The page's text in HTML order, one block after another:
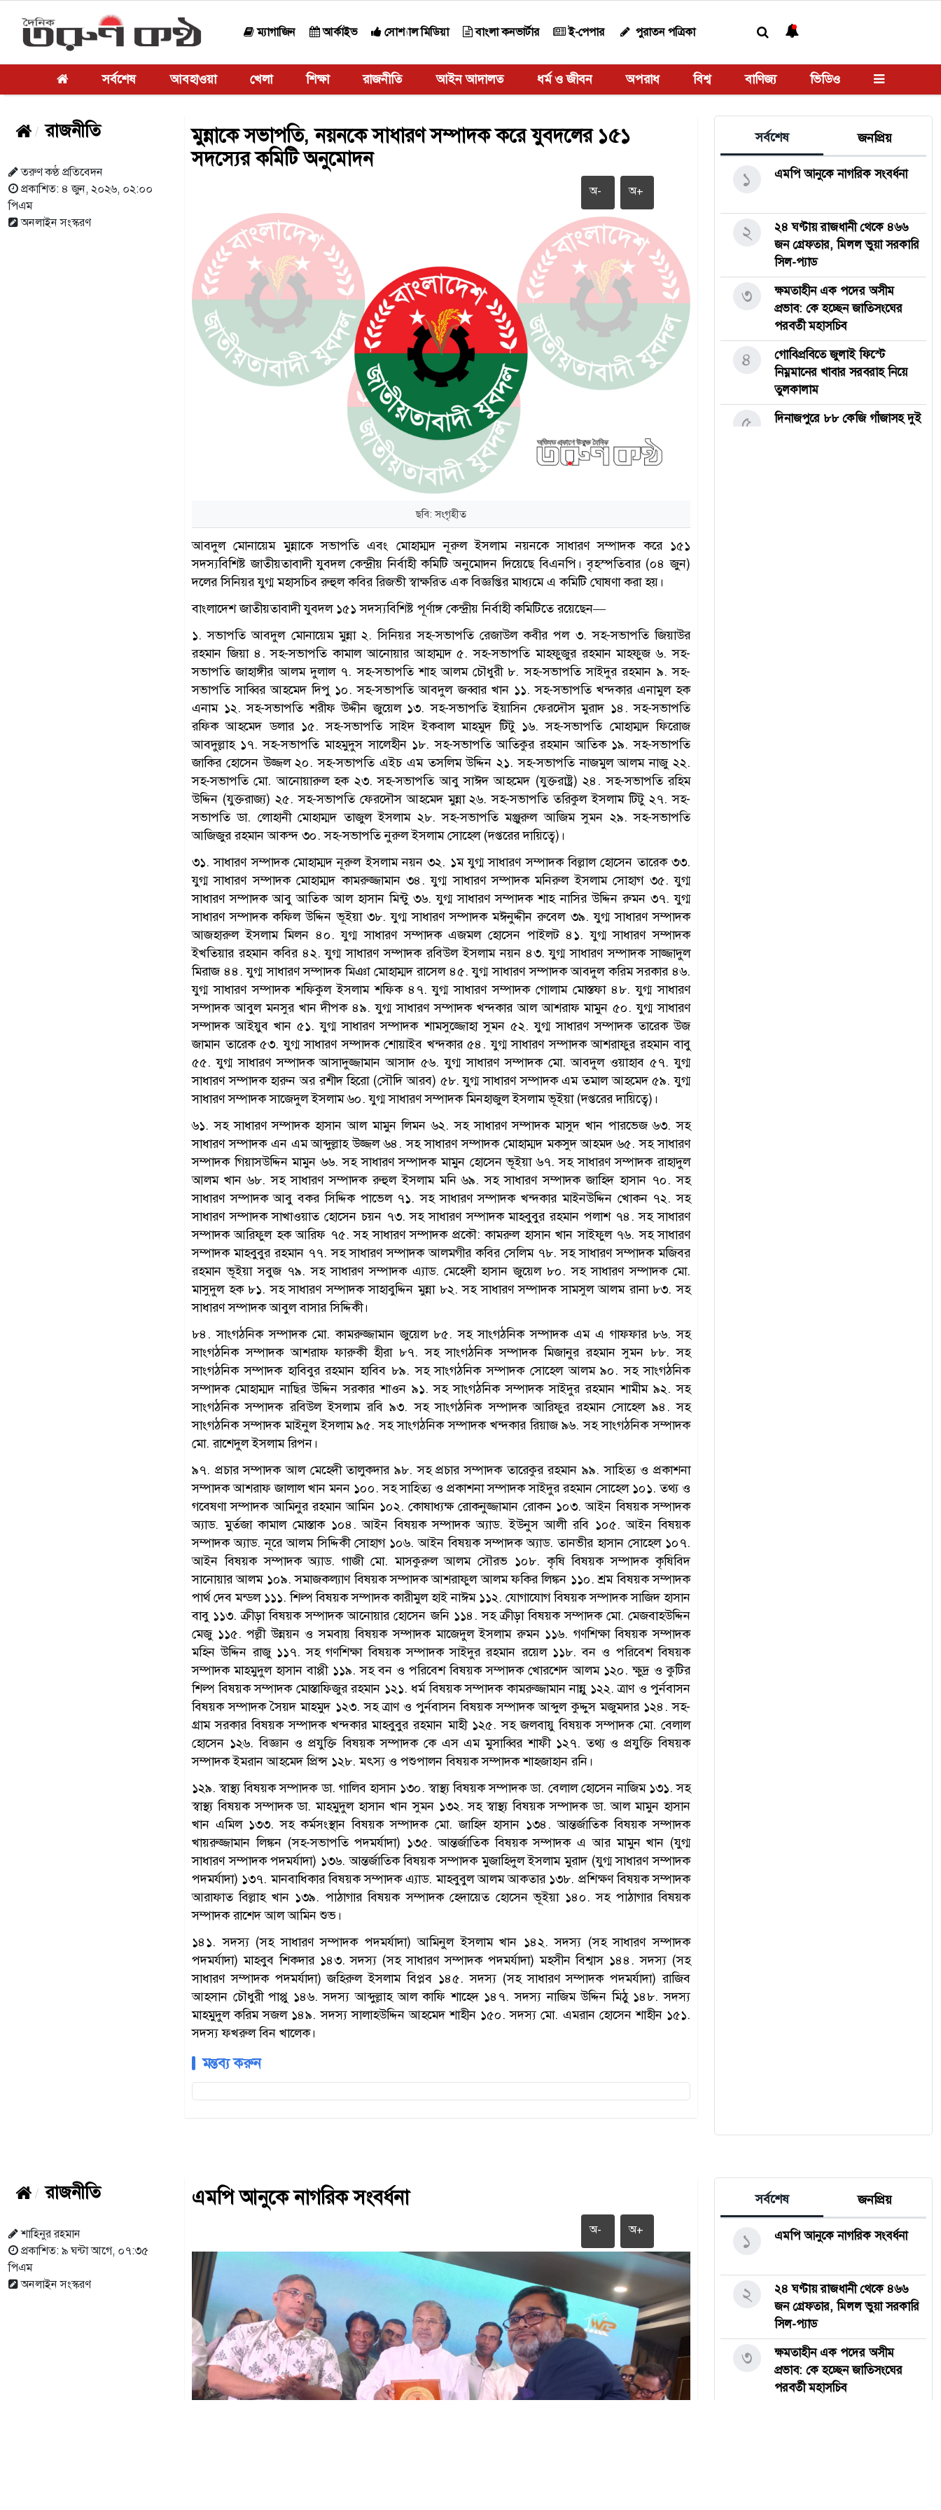
ম্যাগাজিন আর্কাইভ সোশ্যাল মিডিয়া বাংলা কনভার্টার ই-পেপার পুরাতন পত্রিকা
সর্বশেষ আবহাওয়া খেলা শিক্ষা রাজনীতি আইন আদালত ধর্ম ও জীবন অপরাধ বিশ্ব বাণিজ্য ভিডিও
রাজনীতি
তরুণ কণ্ঠ প্রতিবেদন
প্রকাশিত: ৪ জুন, ২০২৬, ০২:০০
পিএম
অনলাইন সংস্করণ
মুন্নাকে সভাপতি, নয়নকে সাধারণ সম্পাদক করে যুবদলের ১৫১
সদস্যের কমিটি অনুমোদন
অ- অ+
ছবি: সংগৃহীত
আবদুল মোনায়েম মুন্নাকে সভাপতি এবং মোহাম্মদ নূরুল ইসলাম নয়নকে সাধারণ সম্পাদক করে ১৫১
সদস্যবিশিষ্ট জাতীয়তাবাদী যুবদল কেন্দ্রীয় নির্বাহী কমিটি অনুমোদন দিয়েছে বিএনপি। বৃহস্পতিবার (০৪ জুন)
দলের সিনিয়র যুগ্ম মহাসচিব রুহুল কবির রিজভী স্বাক্ষরিত এক বিজ্ঞপ্তির মাধ্যমে এ কমিটি ঘোষণা করা হয়।
বাংলাদেশ জাতীয়তাবাদী যুবদল ১৫১ সদস্যবিশিষ্ট পূর্ণাঙ্গ কেন্দ্রীয় নির্বাহী কমিটিতে রয়েছেন—
১. সভাপতি আবদুল মোনায়েম মুন্না ২. সিনিয়র সহ-সভাপতি রেজাউল কবীর পল ৩. সহ-সভাপতি জিয়াউর
রহমান জিয়া ৪. সহ-সভাপতি কামাল আনোয়ার আহাম্মদ ৫. সহ-সভাপতি মাহফুজুর রহমান মাহফুজ ৬. সহ-
সভাপতি জাহাঙ্গীর আলম দুলাল ৭. সহ-সভাপতি শাহ আলম চৌধুরী ৮. সহ-সভাপতি সাইদুর রহমান ৯. সহ-
সভাপতি সাব্বির আহমেদ দিপু ১০. সহ-সভাপতি আবদুল জব্বার খান ১১. সহ-সভাপতি খন্দকার এনামুল হক
এনাম ১২. সহ-সভাপতি শরীফ উদ্দীন জুয়েল ১৩. সহ-সভাপতি ইয়াসিন ফেরদৌস মুরাদ ১৪. সহ-সভাপতি
রফিক আহমেদ ডলার ১৫. সহ-সভাপতি সাইদ ইকবাল মাহমুদ টিটু ১৬. সহ-সভাপতি মোহাম্মদ ফিরোজ
আবদুল্লাহ ১৭. সহ-সভাপতি মাহমুদুস সালেহীন ১৮. সহ-সভাপতি আতিকুর রহমান আতিক ১৯. সহ-সভাপতি
জাকির হোসেন উজ্জল ২০. সহ-সভাপতি এইচ এম তসলিম উদ্দিন ২১. সহ-সভাপতি নাজমুল আলম নাজু ২২.
সহ-সভাপতি মো. আনোয়ারুল হক ২৩. সহ-সভাপতি আবু সাঈদ আহমেদ (যুক্তরাষ্ট্র) ২৪. সহ-সভাপতি রহিম
উদ্দিন (যুক্তরাজ্য) ২৫. সহ-সভাপতি ফেরদৌস আহমেদ মুন্না ২৬. সহ-সভাপতি তরিকুল ইসলাম টিটু ২৭. সহ-
সভাপতি ডা. লোহানী মোহাম্মদ তাজুল ইসলাম ২৮. সহ-সভাপতি মঞ্জুরুল আজিম সুমন ২৯. সহ-সভাপতি
আজিজুর রহমান আকন্দ ৩০. সহ-সভাপতি নুরুল ইসলাম সোহেল (দপ্তরের দায়িত্বে)।
৩১. সাধারণ সম্পাদক মোহাম্মদ নূরুল ইসলাম নয়ন ৩২. ১ম যুগ্ম সাধারণ সম্পাদক বিল্লাল হোসেন তারেক ৩৩.
যুগ্ম সাধারণ সম্পাদক মোহাম্মদ কামরুজ্জামান ৩৪. যুগ্ম সাধারণ সম্পাদক মনিরুল ইসলাম সোহাগ ৩৫. যুগ্ম
সাধারণ সম্পাদক আবু আতিক আল হাসান মিন্টু ৩৬. যুগ্ম সাধারণ সম্পাদক শাহ নাসির উদ্দিন রুমন ৩৭. যুগ্ম
সাধারণ সম্পাদক কফিল উদ্দিন ভূইয়া ৩৮. যুগ্ম সাধারণ সম্পাদক মঈনুদ্দীন রুবেল ৩৯. যুগ্ম সাধারণ সম্পাদক
আজহারুল ইসলাম মিলন ৪০. যুগ্ম সাধারণ সম্পাদক এজমল হোসেন পাইলট ৪১. যুগ্ম সাধারণ সম্পাদক
ইখতিয়ার রহমান কবির ৪২. যুগ্ম সাধারণ সম্পাদক রবিউল ইসলাম নয়ন ৪৩. যুগ্ম সাধারণ সম্পাদক সাজ্জাদুল
মিরাজ ৪৪. যুগ্ম সাধারণ সম্পাদক মিঞা মোহাম্মদ রাসেল ৪৫. যুগ্ম সাধারণ সম্পাদক আবদুল করিম সরকার ৪৬.
যুগ্ম সাধারণ সম্পাদক শফিকুল ইসলাম শফিক ৪৭. যুগ্ম সাধারণ সম্পাদক গোলাম মোস্তফা ৪৮. যুগ্ম সাধারণ
সম্পাদক আবুল মনসুর খান দীপক ৪৯. যুগ্ম সাধারণ সম্পাদক খন্দকার আল আশরাফ মামুন ৫০. যুগ্ম সাধারণ
সম্পাদক আইয়ুব খান ৫১. যুগ্ম সাধারণ সম্পাদক শামসুজ্জোহা সুমন ৫২. যুগ্ম সাধারণ সম্পাদক তারেক উজ
জামান তারেক ৫৩. যুগ্ম সাধারণ সম্পাদক শোয়াইব খন্দকার ৫৪. যুগ্ম সাধারণ সম্পাদক আশরাফুর রহমান বাবু
৫৫. যুগ্ম সাধারণ সম্পাদক আসাদুজ্জামান আসাদ ৫৬. যুগ্ম সাধারণ সম্পাদক মো. আবদুল ওয়াহাব ৫৭. যুগ্ম
সাধারণ সম্পাদক হারুন অর রশীদ হিরো (সৌদি আরব) ৫৮. যুগ্ম সাধারণ সম্পাদক এম তমাল আহমেদ ৫৯. যুগ্ম
সাধারণ সম্পাদক সাজেদুল ইসলাম ৬০. যুগ্ম সাধারণ সম্পাদক মিনহাজুল ইসলাম ভূইয়া (দপ্তরের দায়িত্বে)।
৬১. সহ সাধারণ সম্পাদক হাসান আল মামুন লিমন ৬২. সহ সাধারণ সম্পাদক মাসুদ খান পারভেজ ৬৩. সহ
সাধারণ সম্পাদক এন এম আব্দুল্লাহ উজ্জল ৬৪. সহ সাধারণ সম্পাদক মোহাম্মদ মকসুদ আহমদ ৬৫. সহ সাধারণ
সম্পাদক গিয়াসউদ্দিন মামুন ৬৬. সহ সাধারণ সম্পাদক মামুন হোসেন ভূইয়া ৬৭. সহ সাধারণ সম্পাদক রাহাদুল
আলম খান ৬৮. সহ সাধারণ সম্পাদক রুহুল ইসলাম মনি ৬৯. সহ সাধারণ সম্পাদক জাহিদ হাসান ৭০. সহ
সাধারণ সম্পাদক আবু বকর সিদ্দিক পাভেল ৭১. সহ সাধারণ সম্পাদক খন্দকার মাইনউদ্দিন খোকন ৭২. সহ
সাধারণ সম্পাদক সাখাওয়াত হোসেন চয়ন ৭৩. সহ সাধারণ সম্পাদক মাহবুবুর রহমান পলাশ ৭৪. সহ সাধারণ
সম্পাদক আরিফুল হক আরিফ ৭৫. সহ সাধারণ সম্পাদক প্রকৌ: কামরুল হাসান খান সাইফুল ৭৬. সহ সাধারণ
সম্পাদক মাহবুবুর রহমান ৭৭. সহ সাধারণ সম্পাদক আলমগীর কবির সেলিম ৭৮. সহ সাধারণ সম্পাদক মজিবর
রহমান ভূইয়া সবুজ ৭৯. সহ সাধারণ সম্পাদক এ্যাড. মেহেদী হাসান জুয়েল ৮০. সহ সাধারণ সম্পাদক মো.
মাসুদুল হক ৮১. সহ সাধারণ সম্পাদক সাহাবুদ্দিন মুন্না ৮২. সহ সাধারণ সম্পাদক সামসুল আলম রানা ৮৩. সহ
সাধারণ সম্পাদক আবুল বাসার সিদ্দিকী।
৮৪. সাংগঠনিক সম্পাদক মো. কামরুজ্জামান জুয়েল ৮৫. সহ সাংগঠনিক সম্পাদক এম এ গাফফার ৮৬. সহ
সাংগঠনিক সম্পাদক আশরাফ ফারুকী হীরা ৮৭. সহ সাংগঠনিক সম্পাদক মিজানুর রহমান সুমন ৮৮. সহ
সাংগঠনিক সম্পাদক হাবিবুর রহমান হাবিব ৮৯. সহ সাংগঠনিক সম্পাদক সোহেল আলম ৯০. সহ সাংগঠনিক
সম্পাদক মোহাম্মদ নাছির উদ্দিন সরকার শাওন ৯১. সহ সাংগঠনিক সম্পাদক সাইদুর রহমান শামীম ৯২. সহ
সাংগঠনিক সম্পাদক রবিউল ইসলাম রবি ৯৩. সহ সাংগঠনিক সম্পাদক আরিফুর রহমান সোহেল ৯৪. সহ
সাংগঠনিক সম্পাদক মাইনুল ইসলাম ৯৫. সহ সাংগঠনিক সম্পাদক খন্দকার রিয়াজ ৯৬. সহ সাংগঠনিক সম্পাদক
মো. রাশেদুল ইসলাম রিপন।
৯৭. প্রচার সম্পাদক আল মেহেদী তালুকদার ৯৮. সহ প্রচার সম্পাদক তারেকুর রহমান ৯৯. সাহিত্য ও প্রকাশনা
সম্পাদক আশরাফ জালাল খান মনন ১০০. সহ সাহিত্য ও প্রকাশনা সম্পাদক সাইদুর রহমান সোহেল ১০১. তথ্য ও
গবেষণা সম্পাদক আমিনুর রহমান আমিন ১০২. কোষাধ্যক্ষ রোকনুজ্জামান রোকন ১০৩. আইন বিষয়ক সম্পাদক
অ্যাড. মুর্তজা কামাল মোস্তাক ১০৪. আইন বিষয়ক সম্পাদক অ্যাড. ইউনুস আলী রবি ১০৫. আইন বিষয়ক
সম্পাদক অ্যাড. নূরে আলম সিদ্দিকী সোহাগ ১০৬. আইন বিষয়ক সম্পাদক অ্যাড. তানভীর হাসান সোহেল ১০৭.
আইন বিষয়ক সম্পাদক অ্যাড. গাজী মো. মাসকুরুল আলম সৌরভ ১০৮. কৃষি বিষয়ক সম্পাদক কৃষিবিদ
সানোয়ার আলম ১০৯. সমাজকল্যাণ বিষয়ক সম্পাদক আশরাফুল আলম ফকির লিঙ্কন ১১০. শ্রম বিষয়ক সম্পাদক
পার্থ দেব মন্ডল ১১১. শিল্প বিষয়ক সম্পাদক কারীমুল হাই নাঈম ১১২. যোগাযোগ বিষয়ক সম্পাদক সাজিদ হাসান
বাবু ১১৩. ক্রীড়া বিষয়ক সম্পাদক আনোয়ার হোসেন জনি ১১৪. সহ ক্রীড়া বিষয়ক সম্পাদক মো. মেজবাহউদ্দিন
মেজু ১১৫. পল্লী উন্নয়ন ও সমবায় বিষয়ক সম্পাদক মাজেদুল ইসলাম রুমন ১১৬. গণশিক্ষা বিষয়ক সম্পাদক
মহিন উদ্দিন রাজু ১১৭. সহ গণশিক্ষা বিষয়ক সম্পাদক সাইদুর রহমান রয়েল ১১৮. বন ও পরিবেশ বিষয়ক
সম্পাদক মাহমুদুল হাসান বাপ্পী ১১৯. সহ বন ও পরিবেশ বিষয়ক সম্পাদক খোরশেদ আলম ১২০. ক্ষুদ্র ও কুটির
শিল্প বিষয়ক সম্পাদক মোস্তাফিজুর রহমান ১২১. ধর্ম বিষয়ক সম্পাদক কামরুজ্জামান নান্নু ১২২. ত্রাণ ও পুর্নবাসন
বিষয়ক সম্পাদক সৈয়দ মাহমুদ ১২৩. সহ ত্রাণ ও পুর্নবাসন বিষয়ক সম্পাদক আব্দুল কুদ্দুস মজুমদার ১২৪. সহ-
গ্রাম সরকার বিষয়ক সম্পাদক খন্দকার মাহবুবুর রহমান মাহী ১২৫. সহ জলবায়ু বিষয়ক সম্পাদক মো. বেলাল
হোসেন ১২৬. বিজ্ঞান ও প্রযুক্তি বিষয়ক সম্পাদক কে এস এম মুসাব্বির শাফী ১২৭. তথ্য ও প্রযুক্তি বিষয়ক
সম্পাদক ইমরান আহমেদ প্রিন্স ১২৮. মৎস্য ও পশুপালন বিষয়ক সম্পাদক শাহজাহান রনি।
১২৯. স্বাস্থ্য বিষয়ক সম্পাদক ডা. গালিব হাসান ১৩০. স্বাস্থ্য বিষয়ক সম্পাদক ডা. বেলাল হোসেন নাজিম ১৩১. সহ
স্বাস্থ্য বিষয়ক সম্পাদক ডা. মাহমুদুল হাসান খান সুমন ১৩২. সহ স্বাস্থ্য বিষয়ক সম্পাদক ডা. আল মামুন হাসান
খান এমিল ১৩৩. সহ কর্মসংস্থান বিষয়ক সম্পাদক মো. জাহিদ হাসান ১৩৪. আন্তর্জাতিক বিষয়ক সম্পাদক
খায়রুজ্জামান লিঙ্কন (সহ-সভাপতি পদমর্যাদা) ১৩৫. আন্তর্জাতিক বিষয়ক সম্পাদক এ আর মামুন খান (যুগ্ম
সাধারণ সম্পাদক পদমর্যাদা) ১৩৬. আন্তর্জাতিক বিষয়ক সম্পাদক মুজাহিদুল ইসলাম মুরাদ (যুগ্ম সাধারণ সম্পাদক
পদমর্যাদা) ১৩৭. মানবাধিকার বিষয়ক সম্পাদক এ্যাড. মাহবুবুল আলম আকতার ১৩৮. প্রশিক্ষণ বিষয়ক সম্পাদক
আরাফাত বিল্লাহ খান ১৩৯. পাঠাগার বিষয়ক সম্পাদক হেদায়েত হোসেন ভূইয়া ১৪০. সহ পাঠাগার বিষয়ক
সম্পাদক রাশেদ আল আমিন শুভ।
১৪১. সদস্য (সহ সাধারণ সম্পাদক পদমর্যাদা) আমিনুল ইসলাম খান ১৪২. সদস্য (সহ সাধারণ সম্পাদক
পদমর্যাদা) মাহবুব শিকদার ১৪৩. সদস্য (সহ সাধারণ সম্পাদক পদমর্যাদা) মহসীন বিশ্বাস ১৪৪. সদস্য (সহ
সাধারণ সম্পাদক পদমর্যাদা) জহিরুল ইসলাম বিপ্লব ১৪৫. সদস্য (সহ সাধারণ সম্পাদক পদমর্যাদা) রাজিব
আহসান চৌধুরী পাপ্পু ১৪৬. সদস্য আব্দুল্লাহ আল কাফি শাহেদ ১৪৭. সদস্য নাজিম উদ্দিন মিঠু ১৪৮. সদস্য
মাহমুদুল করিম সজল ১৪৯. সদস্য সালাহউদ্দিন আহমেদ শাহীন ১৫০. সদস্য মো. এমরান হোসেন শাহীন ১৫১.
সদস্য ফখরুল বিন খালেক।
মন্তব্য করুন
সর্বশেষ জনপ্রিয়
১ এমপি আনুকে নাগরিক সংবর্ধনা
২
২৪ ঘণ্টায় রাজধানী থেকে ৪৬৬
জন গ্রেফতার, মিলল ভুয়া সরকারি
সিল-প্যাড
৩
ক্ষমতাহীন এক পদের অসীম
প্রভাব: কে হচ্ছেন জাতিসংঘের
পরবর্তী মহাসচিব
৪
গোবিপ্রবিতে জুলাই ফিস্টে
নিম্নমানের খাবার সরবরাহ নিয়ে
তুলকালাম
৫
দিনাজপুরে ৮৮ কেজি গাঁজাসহ দুই
রাজনীতি
শাহিনুর রহমান
প্রকাশিত: ৯ ঘন্টা আগে, ০৭:৩৫
পিএম
অনলাইন সংস্করণ
এমপি আনুকে নাগরিক সংবর্ধনা
অ- অ+
সর্বশেষ জনপ্রিয়
১ এমপি আনুকে নাগরিক সংবর্ধনা
২
২৪ ঘণ্টায় রাজধানী থেকে ৪৬৬
জন গ্রেফতার, মিলল ভুয়া সরকারি
সিল-প্যাড
৩
ক্ষমতাহীন এক পদের অসীম
প্রভাব: কে হচ্ছেন জাতিসংঘের
পরবর্তী মহাসচিব